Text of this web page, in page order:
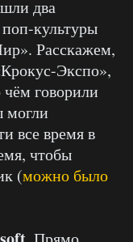
два
культуры
Расскажем,
Экспо»,
говорили
могли
все время в
чтобы
(можно было